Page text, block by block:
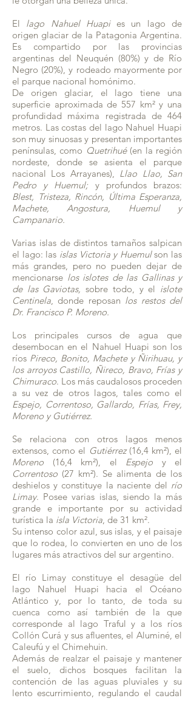
El lago Nahuel Huapies un lago de
origen glaciar de la Patagonia Argentina.
Es compartido por las provincias
argentinas del Neuquén (80%) y de Río
Negro (20%), y rodeado mayormente por
el parque nacional homónimo.
De origen glaciar, el lago tiene una
superficie aproximada de 557 km² y una
profundidad máxima registrada de 464
metros. Las costas del lago Nahuel Huapi
son muy sinuosas y presentan importantes
penínsulas, como Quetrihué (en la región
nordeste, donde se asienta el parque
nacional Los Arrayanes), Llao Llao, San
Pedro y Huemul; y profundos brazos:
Blest, Tristeza, Rincón, Última Esperanza,
Machete, Angostura, Huemul y
Campanario.
Varias islas de distintos tamaños salpican
el lago: las islas Victoria y Huemulson las
más grandes, pero no pueden dejar de
mencionarse los islotes de las Gallinas y
de las Gaviotas, sobre todo, y el islote
Centinela, donde reposan los restos del
Dr. Francisco P. Moreno.
Los principales cursos de agua que
desembocan en el Nahuel Huapi son los
ríos Pireco, Bonito, Machete y Ñirihuau, y
los arroyos Castillo, Ñireco, Bravo, Frías y
Chimuraco. Los más caudalosos proceden
a su vez de otros lagos, tales como el
Espejo, Correntoso, Gallardo, Frías, Frey,
Moreno y Gutiérrez.
Se relaciona con otros lagos menos
extensos, como el Gutiérrez (16,4 km²), el
Moreno (16,4 km²), el Espejo y el
Correntoso (27 km²). Se alimenta de los
deshielos y constituye la naciente del río
Limay. Posee varias islas, siendo la más
grande e importante por su actividad
turística la isla Victoria, de 31 km².
Su intenso color azul, sus islas, y el paisaje
que lo rodea, lo convierten en uno de los
lugares más atractivos del sur argentino.
El río Limay constituye el desagüe del
lago Nahuel Huapi hacia el Océano
Atlántico y, por lo tanto, de toda su
cuenca como así también de la que
corresponde al lago Traful y a los ríos
Collón Curá y sus afluentes, el Aluminé, el
Caleufú y el Chimehuin.
Además de realzar el paisaje y mantener
el suelo, dichos bosques facilitan la
contención de las aguas pluviales y su
lento escurrimiento, regulando el caudal